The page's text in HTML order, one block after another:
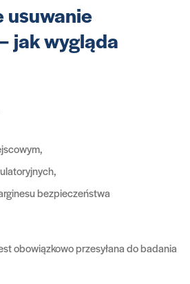
usuwanie
jak wygląda
bezpieczeństwa
obowiązkowo przesyłana do badania